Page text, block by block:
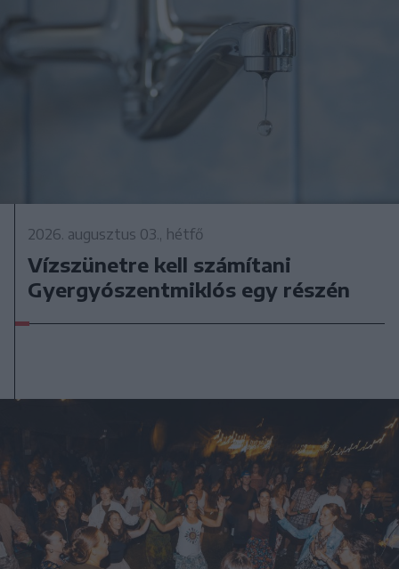
2026. augusztus 03., hétfő
Vízszünetre kell számítani
Gyergyószentmiklós egy részén